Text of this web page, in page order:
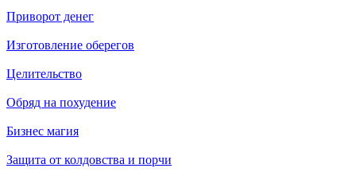
Приворот денег
Изготовление оберегов
Целительство
Обряд на похудение
Бизнес магия
Защита от колдовства и порчи